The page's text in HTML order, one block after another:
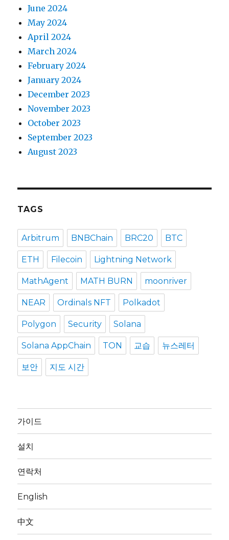
June 2024
May 2024
April 2024
March 2024
February 2024
January 2024
December 2023
November 2023
October 2023
September 2023
August 2023
TAGS
Arbitrum BNBChain BRC20 BTC
ETH Filecoin Lightning Network
MathAgent MATH BURN moonriver
NEAR Ordinals NFT Polkadot
Polygon Security Solana
Solana AppChain TON 교습 뉴스레터
보안 지도 시간
가이드
설치
연락처
English
中文